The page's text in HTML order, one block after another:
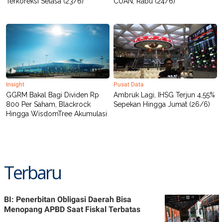
Insight
GGRM Bakal Bagi Dividen Rp
800 Per Saham, Blackrock
Hingga WisdomTree Akumulasi
Pusat Data
Ambruk Lagi, IHSG Terjun 4,55%
Sepekan Hingga Jumat (26/6)
Terbaru
BI: Penerbitan Obligasi Daerah Bisa
Menopang APBD Saat Fiskal Terbatas